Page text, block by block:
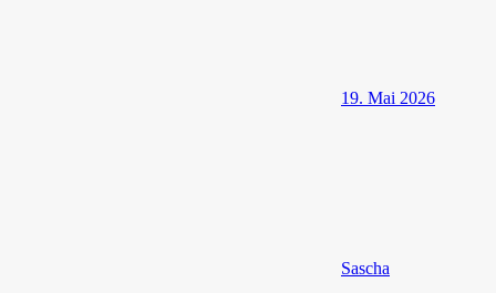
19. Mai 2026
Sascha